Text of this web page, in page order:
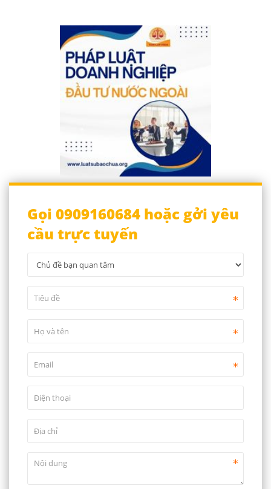
Gọi 0909160684 hoặc gởi yêu
cầu trực tuyến